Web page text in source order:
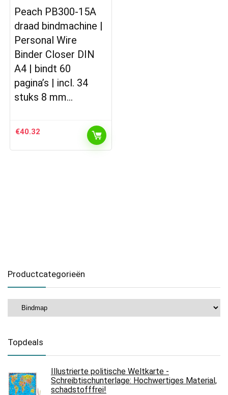
Peach PB300-15A
draad bindmachine |
Personal Wire
Binder Closer DIN
A4 | bindt 60
pagina’s | incl. 34
stuks 8 mm…
€40.32
Productcategorieën
Topdeals
Illustrierte politische Weltkarte -
Schreibtischunterlage: Hochwertiges Material,
schadstofffrei!